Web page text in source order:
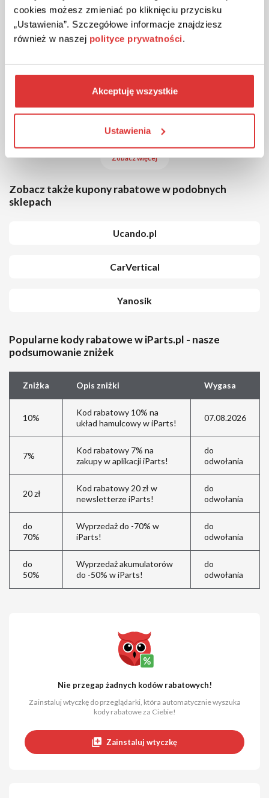
cookies możesz zmieniać po kliknięciu przycisku
„Ustawienia”. Szczegółowe informacje znajdziesz
również w naszej polityce prywatności.
Akceptuję wszystkie
Ustawienia
iParts!
Odbierz 10% zniżki na zamówienie żarówek i wycieraczek za
min. 99 zł. Podczas składania zamówienia użyj kodu
rabatowego w koszyku.
POKAŻ KOD
Kupon wygasł
Zobacz więcej
Zobacz także kupony rabatowe w podobnych
sklepach
Ucando.pl
CarVertical
Yanosik
Popularne kody rabatowe w iParts.pl - nasze
podsumowanie zniżek
Zniżka Opis zniżki Wygasa
10%
Kod rabatowy 10% na
układ hamulcowy w iParts!
07.08.2026
7%
Kod rabatowy 7% na
zakupy w aplikacji iParts!
do
odwołania
20 zł
Kod rabatowy 20 zł w
newsletterze iParts!
do
odwołania
do
70%
Wyprzedaż do -70% w
iParts!
do
odwołania
do
50%
Wyprzedaż akumulatorów
do -50% w iParts!
do
odwołania
Nie przegap żadnych kodów rabatowych!
Zainstaluj wtyczkę do przeglądarki, która automatycznie wyszuka
kody rabatowe za Ciebie!
Zainstaluj wtyczkę